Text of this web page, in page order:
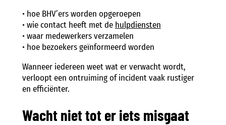
• hoe BHV’ers worden opgeroepen
• wie contact heeft met de hulpdiensten
• waar medewerkers verzamelen
• hoe bezoekers geïnformeerd worden
Wanneer iedereen weet wat er verwacht wordt,
verloopt een ontruiming of incident vaak rustiger
en efficiënter.
Wacht niet tot er iets misgaat